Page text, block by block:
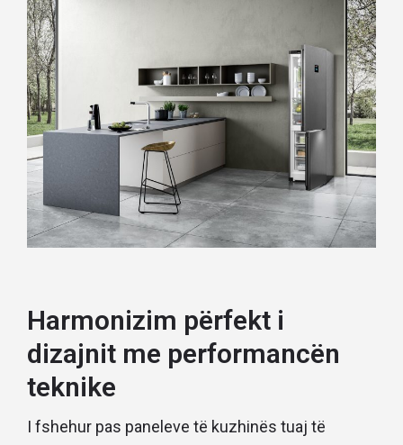
Harmonizim përfekt i
dizajnit me performancën
teknike
I fshehur pas paneleve të kuzhinës tuaj të